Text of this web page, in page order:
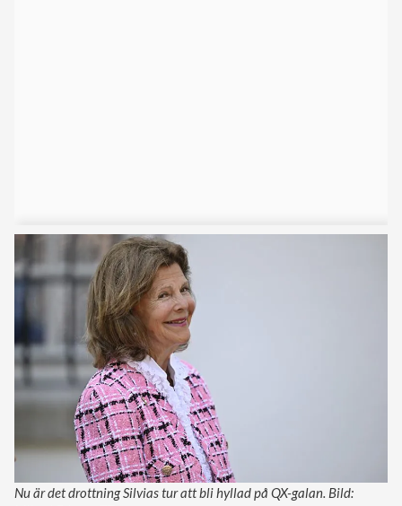
Nu är det drottning Silvias tur att bli hyllad på QX-galan. Bild: